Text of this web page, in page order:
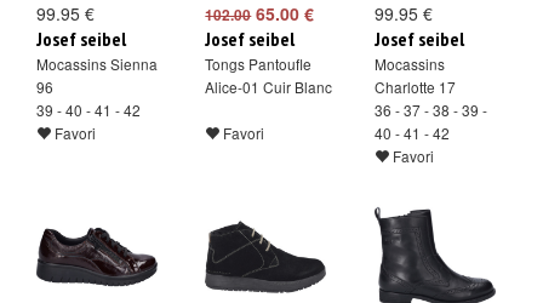
99.95 €
Josef seibel
Mocassins Sienna
96
39 - 40 - 41 - 42
Favori
102.0065.00 €
Josef seibel
Tongs Pantoufle
Alice-01 Cuir Blanc
Favori
99.95 €
Josef seibel
Mocassins
Charlotte 17
36 - 37 - 38 - 39 -
40 - 41 - 42
Favori